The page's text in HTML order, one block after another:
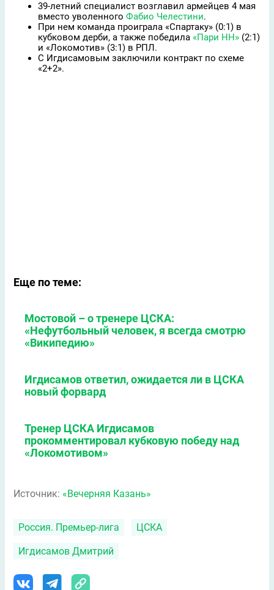
39-летний специалист возглавил армейцев 4 мая
вместо уволенного Фабио Челестини.
При нем команда проиграла «Спартаку» (0:1) в
кубковом дерби, а также победила «Пари НН» (2:1)
и «Локомотив» (3:1) в РПЛ.
С Игдисамовым заключили контракт по схеме
«2+2».
Еще по теме:
Мостовой – о тренере ЦСКА:
«Нефутбольный человек, я всегда смотрю
«Википедию»
Игдисамов ответил, ожидается ли в ЦСКА
новый форвард
Тренер ЦСКА Игдисамов
прокомментировал кубковую победу над
«Локомотивом»
Источник: «Вечерняя Казань»
Россия. Премьер-лига ЦСКА
Игдисамов Дмитрий